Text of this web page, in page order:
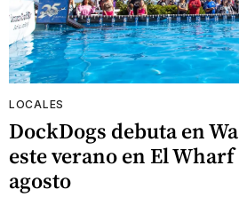
LOCALES
DockDogs debuta en
este verano en El
agosto